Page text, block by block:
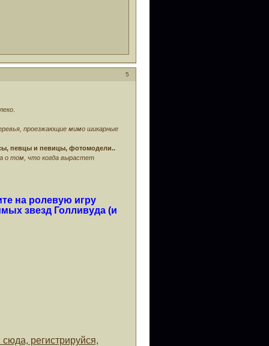
5
.
проезжающие мимо шикарные
певцы и певицы, фотомодели..
о том, что когда вырастет
на ролевую игру
звезд Голливуда (и
регистрируйся,